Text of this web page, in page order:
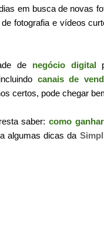
em busca de novas
fotografia e vídeos
de negócio digital
canais de
certos, pode chegar
saber:como
algumas dicas da